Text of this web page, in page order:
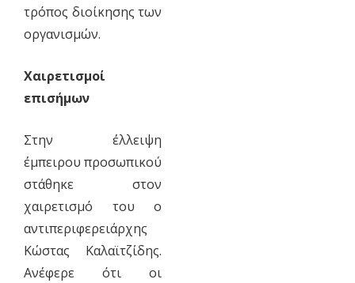
τρόπος διοίκησης των
οργανισμών.
Χαιρετισμοί
επισήμων
Στην έλλειψη
έμπειρου προσωπικού
στάθηκε στον
χαιρετισμό του ο
αντιπεριφερειάρχης
Κώστας Καλαϊτζίδης.
Ανέφερε ότι οι